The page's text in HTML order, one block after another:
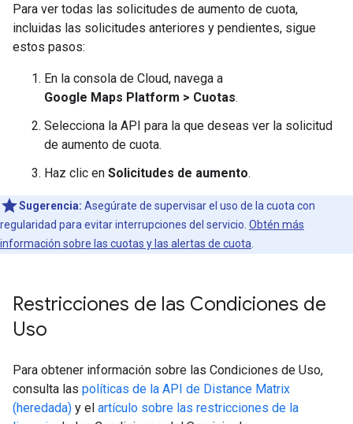
Para ver todas las solicitudes de aumento de cuota,
incluidas las solicitudes anteriores y pendientes, sigue
estos pasos:
En la consola de Cloud, navega a
Google Maps Platform > Cuotas.
Selecciona la API para la que deseas ver la solicitud
de aumento de cuota.
Haz clic en Solicitudes de aumento.
Sugerencia: Asegúrate de supervisar el uso de la cuota con
regularidad para evitar interrupciones del servicio. Obtén más
información sobre las cuotas y las alertas de cuota
Restricciones de las Condiciones de
Uso
Para obtener información sobre las Condiciones de Uso,
consulta las políticas de la API de Distance Matrix
(heredada) y el artículo sobre las restricciones de la